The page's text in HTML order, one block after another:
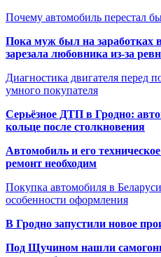
Почему автомобиль перестал
Пока муж был на заработках
зарезала любовника из-за
Диагностика двигателя перед
умного покупателя
Серьёзное ДТП в Гродно:
кольце после столкновения
Автомобиль и его
ремонт необходим
Покупка автомобиля в
особенности оформления
В Гродно запустили новое
Под Щучином нашли